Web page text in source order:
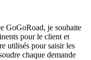
GoGoRoad, je souhaite
pour le client et
utilisés pour saisir les
chaque demande